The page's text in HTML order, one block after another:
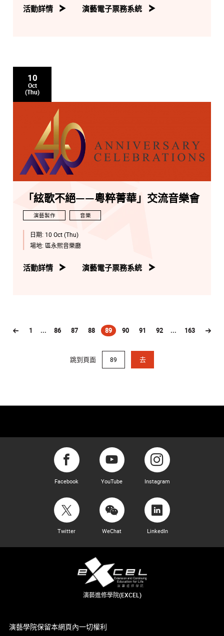
活動詳情 演藝電子票務系統
10
Oct
(Thu)
「絃歌不絕——粵粹菁華」交流音樂會
演藝製作 音樂
日期: 10 Oct (Thu)
場地: 區永熙音樂廳
活動詳情 演藝電子票務系統
1 ... 86 87 88 89
(current)
90 91 92 ... 163
跳到頁面 去
Facebook YouTube Instagram
Twitter WeChat LinkedIn
演藝進修學院(EXCEL)
演藝學院保留本網頁內一切權利